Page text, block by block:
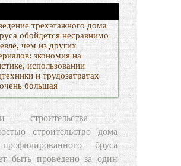
трехэтажного дома
обойдется несравнимо
чем из других
экономия на
использовании
и трудозатратах
большая
строительства –
строительство дома
бруса
быть проведено за один